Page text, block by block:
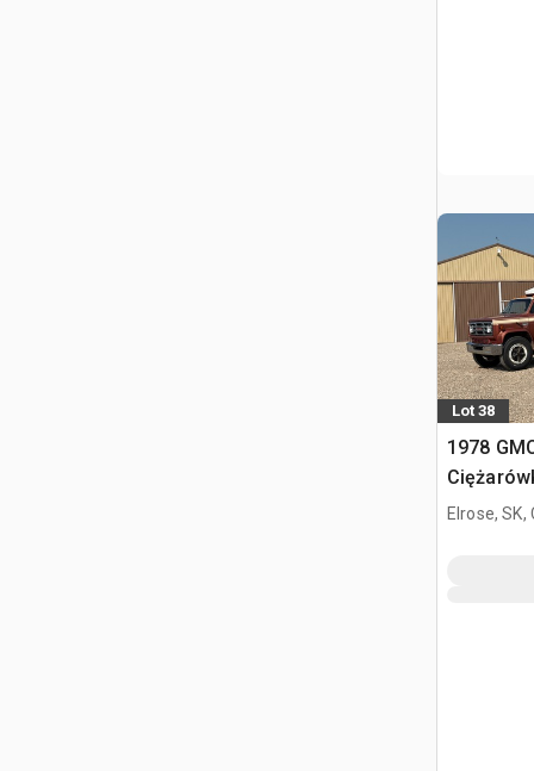
Lot 38
1978
zboża
Elrose, SK,